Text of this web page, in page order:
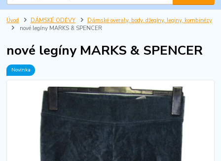
Úvod DÁMSKÉ ODĚVY
Dámské overaly, body, džegíny, leginy, kombinézy
nové legíny MARKS & SPENCER
nové legíny MARKS & SPENCER
Novinka